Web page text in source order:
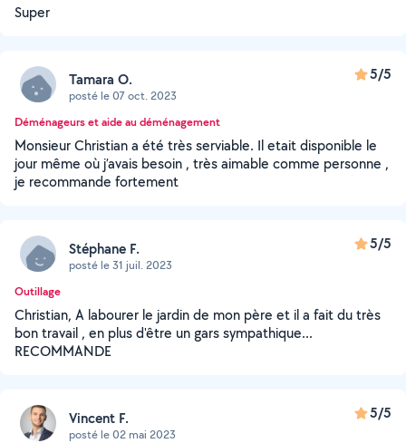
Super
Tamara O.
posté le 07 oct. 2023
5/5
Déménageurs et aide au déménagement
Monsieur Christian a été très serviable. Il etait disponible le
jour même où j’avais besoin , très aimable comme personne ,
je recommande fortement
Stéphane F.
posté le 31 juil. 2023
5/5
Outillage
Christian, A labourer le jardin de mon père et il a fait du très
bon travail , en plus d'être un gars sympathique...
RECOMMANDE
Vincent F.
posté le 02 mai 2023
5/5